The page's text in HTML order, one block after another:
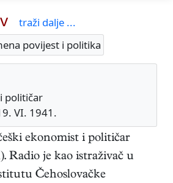
traži dalje ...
povijest i politika
političar
VI. 1941.
ekonomist i političar
). Radio je kao istraživač u
Čehoslovačke